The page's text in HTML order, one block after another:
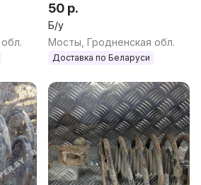
50 р.
Б/у
Мосты, Гродненская обл.
Доставка по Беларуси